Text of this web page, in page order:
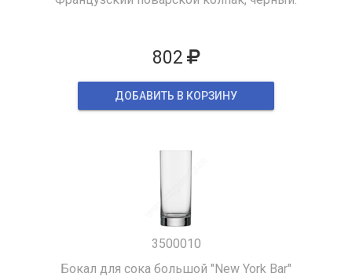
802
ДОБАВИТЬ В КОРЗИНУ
3500010
Бокал для сока большой "New York Bar"